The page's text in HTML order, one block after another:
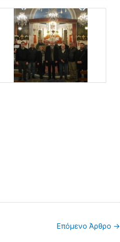
Επόμενο Άρθρο →